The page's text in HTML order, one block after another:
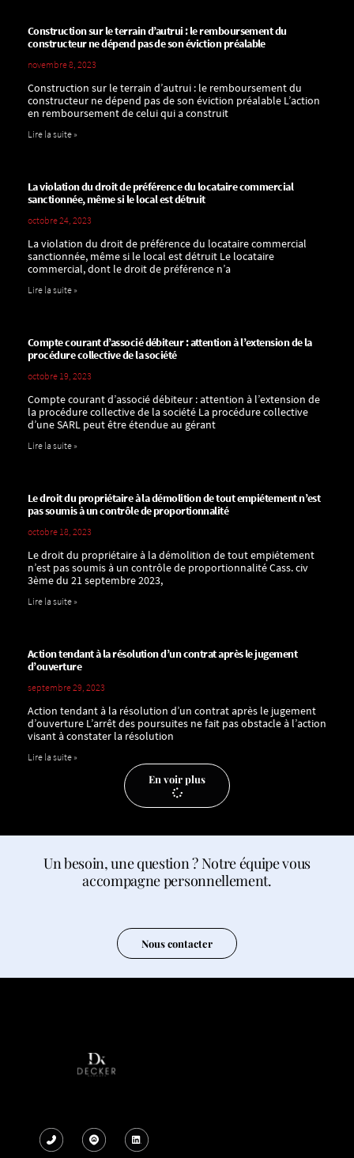
Construction sur le terrain d’autrui : le remboursement du
constructeur ne dépend pas de son éviction préalable
novembre 8, 2023
Construction sur le terrain d’autrui : le remboursement du
constructeur ne dépend pas de son éviction préalable L’action
en remboursement de celui qui a construit
Lire la suite »
La violation du droit de préférence du locataire commercial
sanctionnée, même si le local est détruit
octobre 24, 2023
La violation du droit de préférence du locataire commercial
sanctionnée, même si le local est détruit Le locataire
commercial, dont le droit de préférence n’a
Lire la suite »
Compte courant d’associé débiteur : attention à l’extension de la
procédure collective de la société
octobre 19, 2023
Compte courant d’associé débiteur : attention à l’extension de
la procédure collective de la société La procédure collective
d’une SARL peut être étendue au gérant
Lire la suite »
Le droit du propriétaire à la démolition de tout empiétement n’est
pas soumis à un contrôle de proportionnalité
octobre 18, 2023
Le droit du propriétaire à la démolition de tout empiétement
n’est pas soumis à un contrôle de proportionnalité Cass. civ
3ème du 21 septembre 2023,
Lire la suite »
Action tendant à la résolution d’un contrat après le jugement
d’ouverture
septembre 29, 2023
Action tendant à la résolution d’un contrat après le jugement
d’ouverture L’arrêt des poursuites ne fait pas obstacle à l’action
visant à constater la résolution
Lire la suite »
En voir plus
Un besoin, une question ? Notre équipe vous
accompagne personnellement.
Nous contacter